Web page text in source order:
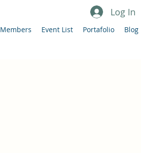
Members Event List Portafolio Blog
Log In